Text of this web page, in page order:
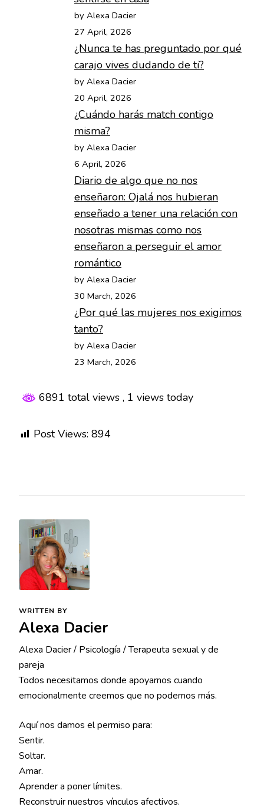
by Alexa Dacier
27 April, 2026
¿Nunca te has preguntado por qué
carajo vives dudando de ti?
by Alexa Dacier
20 April, 2026
¿Cuándo harás match contigo
misma?
by Alexa Dacier
6 April, 2026
Diario de algo que no nos
enseñaron: Ojalá nos hubieran
enseñado a tener una relación con
nosotras mismas como nos
enseñaron a perseguir el amor
romántico
by Alexa Dacier
30 March, 2026
¿Por qué las mujeres nos exigimos
tanto?
by Alexa Dacier
23 March, 2026
6891 total views , 1 views today
Post Views: 894
WRITTEN BY
Alexa Dacier
Alexa Dacier / Psicología / Terapeuta sexual y de
pareja
Todos necesitamos donde apoyarnos cuando
emocionalmente creemos que no podemos más.
Aquí nos damos el permiso para:
Sentir.
Soltar.
Amar.
Aprender a poner límites.
Reconstruir nuestros vínculos afectivos.